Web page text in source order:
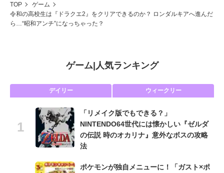
TOP
ゲーム
令和の高校生は『ドラクエ2』をクリアできるのか？ ロンダルキアへ進んだ
ら…“昭和アンチ”になっちゃった？
ゲーム| 人気ランキング
デイリー ウィークリー
「リメイク版でもできる？」
NINTENDO64世代には懐かしい『ゼルダ
の伝説 時のオカリナ』意外なボスの攻略
法
ポケモンが独自メニューに！「ガスト×ポ